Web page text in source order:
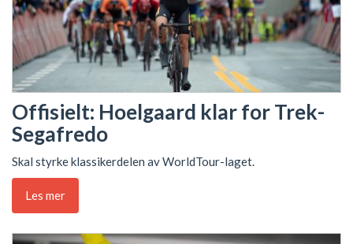
Offisielt: Hoelgaard klar for Trek-
Segafredo
Skal styrke klassikerdelen av WorldTour-laget.
Les mer